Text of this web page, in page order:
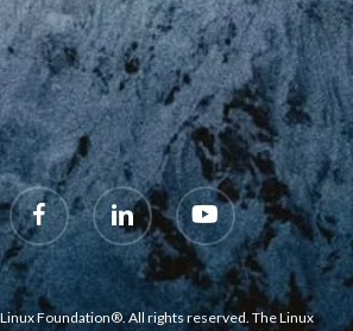
facebook linkedin youtube
Foundation®. All rights reserved. The Linux